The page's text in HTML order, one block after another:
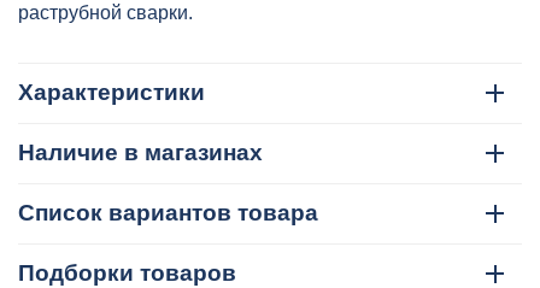
раструбной сварки.
Характеристики
Наличие в магазинах
Список вариантов товара
Подборки товаров